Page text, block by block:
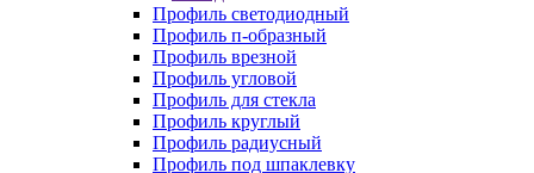
Профиль светодиодный
Профиль п-образный
Профиль врезной
Профиль угловой
Профиль для стекла
Профиль круглый
Профиль радиусный
Профиль под шпаклевку